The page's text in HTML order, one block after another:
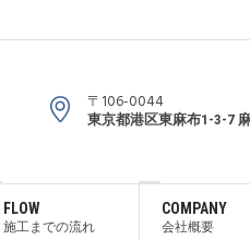
〒106-0044
東京都港区東麻布1-3-7
FLOW
施工までの流れ
COMPANY
会社概要